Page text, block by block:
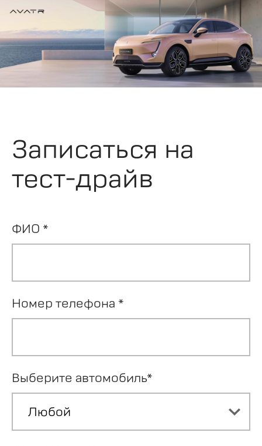
Записаться на
тест-драйв
ФИО *
Номер телефона *
Выберите автомобиль*